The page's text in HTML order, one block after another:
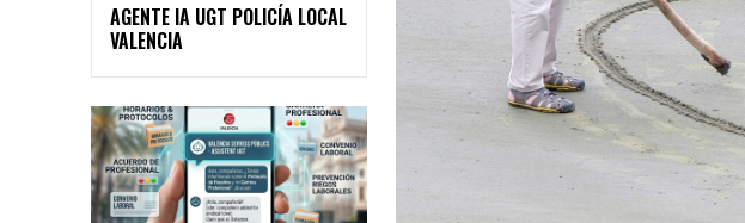
AGENTE IA UGT POLICÍA LOCAL
VALENCIA